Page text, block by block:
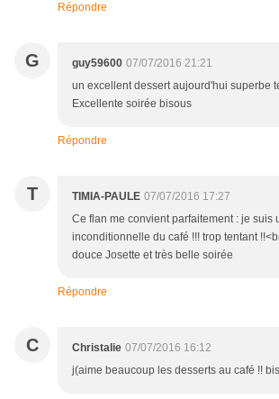
Répondre
G guy59600 07/07/2016 21:21
un excellent dessert aujourd'hui superbe
Excellente soirée bisous
Répondre
T TIMIA-PAULE 07/07/2016 17:27
Ce flan me convient parfaitement : je suis
inconditionnelle du café !!! trop tentant
douce Josette et très belle soirée
Répondre
C Christalie 07/07/2016 16:12
j(aime beaucoup les desserts au café !!